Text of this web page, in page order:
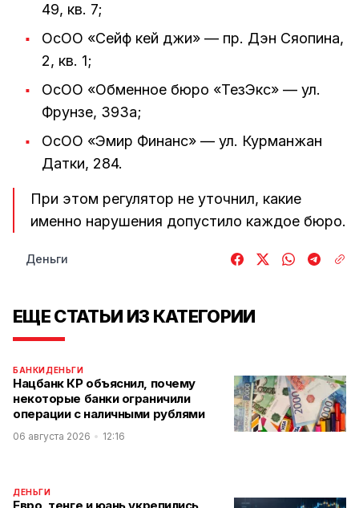
49, кв. 7;
ОсОО «Сейф кей джи» — пр. Дэн Сяопина,
2, кв. 1;
ОсОО «Обменное бюро «ТезЭкс» — ул.
Фрунзе, 393а;
ОсОО «Эмир Финанс» — ул. Курманжан
Датки, 284.
При этом регулятор не уточнил, какие
именно нарушения допустило каждое бюро.
Деньги
ЕЩЕ СТАТЬИ ИЗ КАТЕГОРИИ
БАНКИДЕНЬГИ
Нацбанк КР объяснил, почему
некоторые банки ограничили
операции с наличными рублями
06 августа 2026 12:16
ДЕНЬГИ